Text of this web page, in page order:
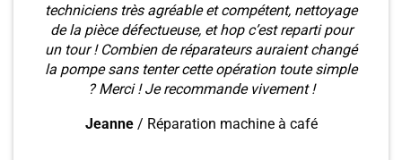
techniciens très agréable et compétent, nettoyage
de la pièce défectueuse, et hop c’est reparti pour
un tour ! Combien de réparateurs auraient changé
la pompe sans tenter cette opération toute simple
? Merci ! Je recommande vivement !
Jeanne / Réparation machine à café